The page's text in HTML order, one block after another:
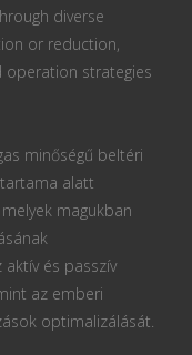
diverse
or reduction,
operation strategies
minőségű beltéri
alatt
magukban
és passzív
az emberi
optimalizálását.